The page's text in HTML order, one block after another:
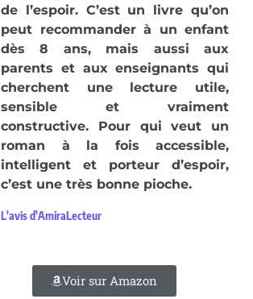
de l’espoir. C’est un livre qu’on
peut recommander à un enfant
dès 8 ans, mais aussi aux
parents et aux enseignants qui
cherchent une lecture utile,
sensible et vraiment
constructive. Pour qui veut un
roman à la fois accessible,
intelligent et porteur d’espoir,
c’est une très bonne pioche.
L'avis d'AmiraLecteur
Voir sur Amazon